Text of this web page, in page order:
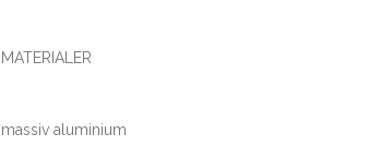
MATERIALER
massiv aluminium